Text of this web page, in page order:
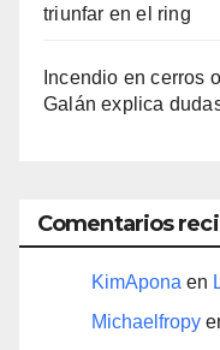
triunfar en el ring​
Incendio en cerros
Galán explica
Comentarios
KimApona en
Michaelfropy